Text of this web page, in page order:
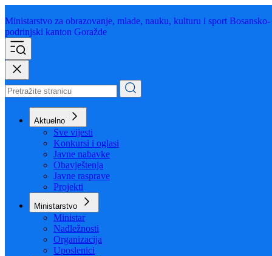
Ministarstvo za obrazovanje, mlade, nauku, kulturu i sport Bosansko-
podrinjski kanton Goražde
Aktuelno
Sve vijesti
Konkursi i oglasi
Javne nabavke
Obavještenja
Javne rasprave
Projekti
Ministarstvo
Ministar
Nadležnosti
Organizacija
Uposlenici